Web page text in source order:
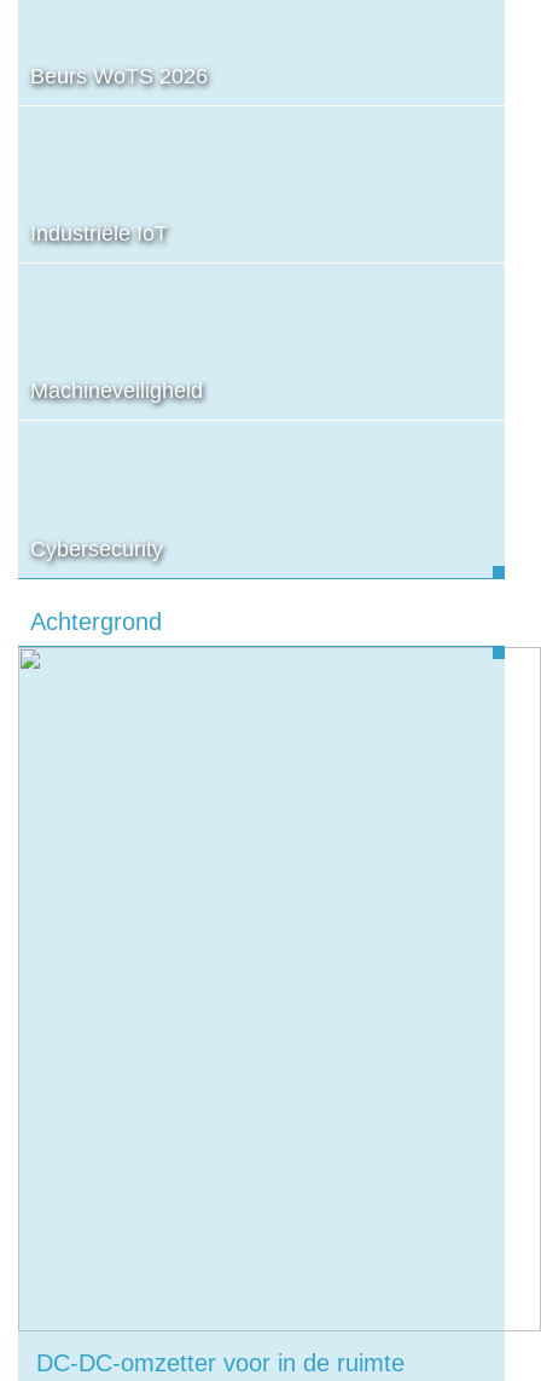
Beurs WoTS 2026
Industriële IoT
Machineveiligheid
Cybersecurity
Achtergrond
DC-DC-omzetter voor in de ruimte